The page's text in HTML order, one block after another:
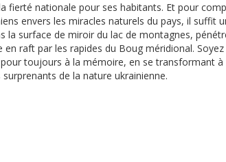
fierté nationale pour ses habitants. Et pour
envers les miracles naturels du pays, il suffit
la surface de miroir du lac de montagnes,
raft par les rapides du Boug méridional. Soyez
toujours à la mémoire, en se transformant à
de la nature ukrainienne.